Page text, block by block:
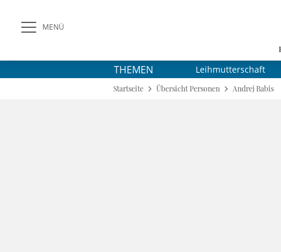
MENÜ
THEMEN Leihmutterschaft
Startseite Übersicht Personen Andrej Babis